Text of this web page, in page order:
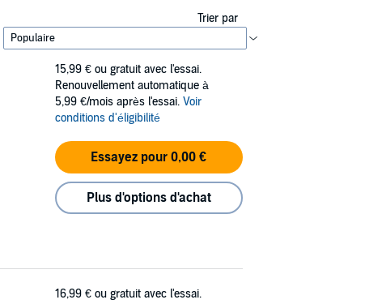
Trier par
15,99 € ou gratuit avec l'essai.
Renouvellement automatique à
5,99 €/mois après l'essai. Voir
conditions d'éligibilité
Essayez pour 0,00 €
Plus d'options d'achat
16,99 € ou gratuit avec l'essai.